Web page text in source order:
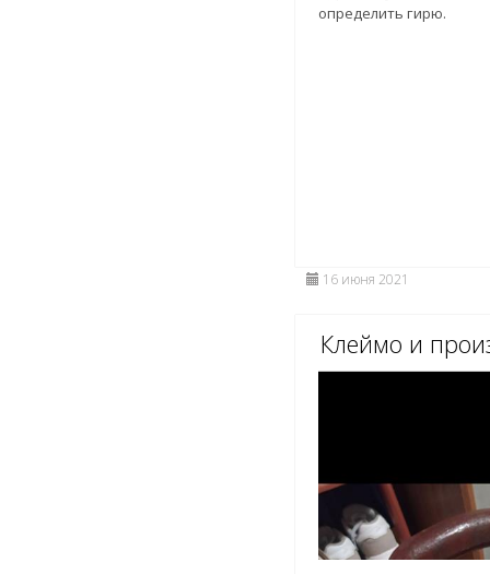
определить гирю.
16 июня 2021
Клеймо и